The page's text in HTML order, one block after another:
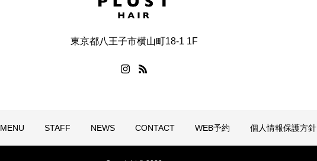
東京都八王子市横山町18-1 1F
MENU STAFF NEWS CONTACT WEB予約 個人情報保護方針